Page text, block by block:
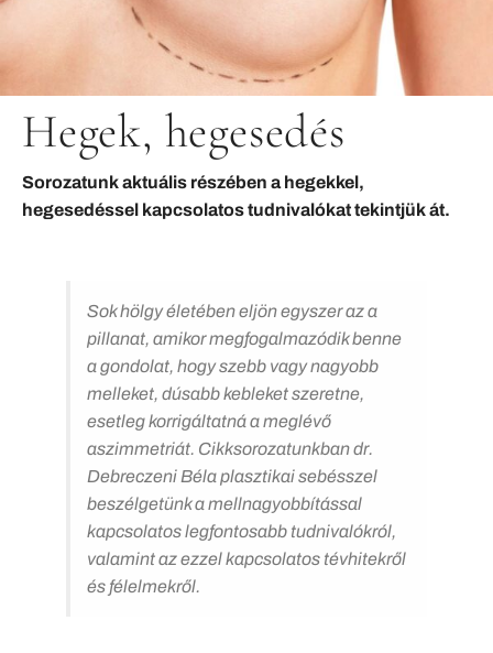
információk
Kapcsolat
Hegek, hegesedés
Sorozatunk aktuális részében a hegekkel,
hegesedéssel kapcsolatos tudnivalókat tekintjük át.
Sok hölgy életében eljön egyszer az a
pillanat, amikor megfogalmazódik benne
a gondolat, hogy szebb vagy nagyobb
melleket, dúsabb kebleket szeretne,
esetleg korrigáltatná a meglévő
aszimmetriát. Cikksorozatunkban dr.
Debreczeni Béla plasztikai sebésszel
beszélgetünk a mellnagyobbítással
kapcsolatos legfontosabb tudnivalókról,
valamint az ezzel kapcsolatos tévhitekről
és félelmekről.